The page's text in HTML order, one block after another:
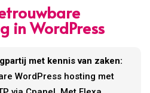
in WordPress
met kennis van zaken:
WordPress hosting met